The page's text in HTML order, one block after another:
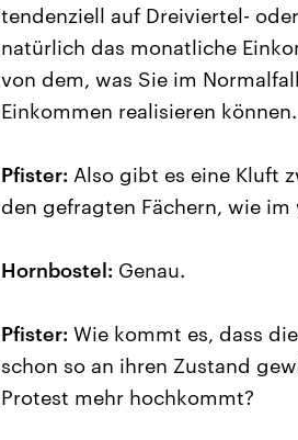
tendenziell auf Dreiviertel-
natürlich das monatliche
von dem, was Sie im
Einkommen realisieren können.
Pfister: Also gibt es eine Kluft
den gefragten Fächern, wie im
Hornbostel: Genau.
Pfister: Wie kommt es, dass
schon so an ihren Zustand
Protest mehr hochkommt?